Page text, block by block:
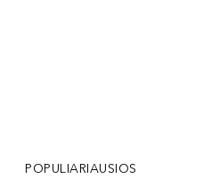
POPULIARIAUSIOS